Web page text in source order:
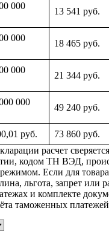
000
13 541 руб.
000
18 465 руб.
000
21 344 руб.
000
49 240 руб.
руб.
73 860 руб.
расчет
кодом ТН ВЭД,
Если для товара
льгота, запрет или
и комплекте
таможенных платежей